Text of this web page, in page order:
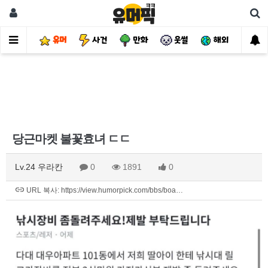
유머 사건 만화 웃썰 해외 핫
당근마켓 불꽃효녀 ㄷㄷ
Lv.24 우라칸 0 1891 0
URL 복사: https://view.humorpick.com/bbs/boa…